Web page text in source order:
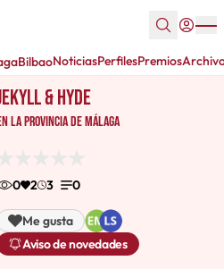
BilbaoNoticiasPerfilesPremios
& Hyde
la provincia de Málaga
0 2 3 0
Me gusta
Aviso de novedades